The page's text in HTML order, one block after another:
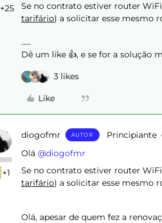
+25
Se no contrato estiver router
tarifário) a solicitar esse mesmo
Dê um like 👍, e se for a solução
3 likes
Like
+1
diogofmr AUTOR Principiante
Olá ​ @diogofmr
Se no contrato estiver router
tarifário) a solicitar esse mesmo
Olá, apesar de quem fez a